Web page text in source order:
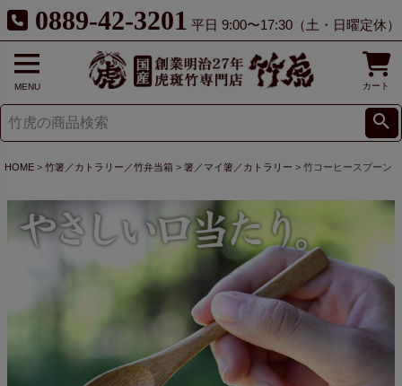
0889-42-3201 平日 9:00〜17:30（土・日曜定休）
MENU カート
HOME 竹箸／カトラリー／竹弁当箱 箸／マイ箸／カトラリー 竹コーヒースプーン